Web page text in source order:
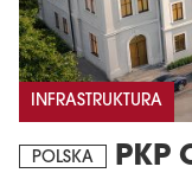
INFRASTRUKTURA
POLSKA
PKP